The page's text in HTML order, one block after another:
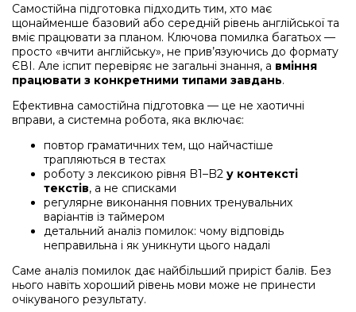
Самостійна підготовка підходить тим, хто має
щонайменше базовий або середній рівень англійської та
вміє працювати за планом. Ключова помилка багатьох —
просто «вчити англійську», не прив’язуючись до формату
ЄВІ. Але іспит перевіряє не загальні знання, а вміння
працювати з конкретними типами завдань.
Ефективна самостійна підготовка — це не хаотичні
вправи, а системна робота, яка включає:
повтор граматичних тем, що найчастіше
трапляються в тестах
роботу з лексикою рівня B1–B2 у контексті
текстів, а не списками
регулярне виконання повних тренувальних
варіантів із таймером
детальний аналіз помилок: чому відповідь
неправильна і як уникнути цього надалі
Саме аналіз помилок дає найбільший приріст балів. Без
нього навіть хороший рівень мови може не принести
очікуваного результату.